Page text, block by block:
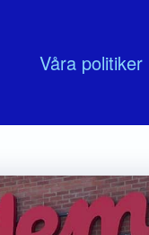
Våra politiker